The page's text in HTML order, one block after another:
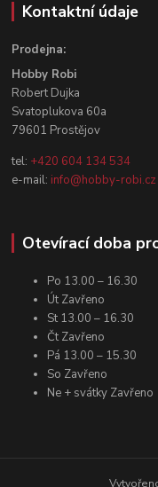
Kontaktní údaje
Prodejna:
Hobby Robi
Robert Dujka
Svatoplukova 60a
79601 Prostějov
tel: +420 604 134 534
e-mail: info@hobby-robi.cz
Otevírací doba
Po 13.00 – 16.30
Út Zavřeno
St 13.00 – 16.30
Čt Zavřeno
Pá 13.00 – 15.30
So Zavřeno
Ne + svátky Zavřeno